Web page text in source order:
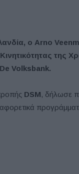
ο Arno
Κινητικότητας της
De Volksbank.
DSM, δήλωσε
προγράμματα